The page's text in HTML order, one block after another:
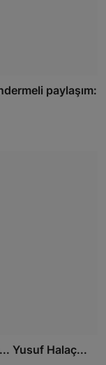
paylaşım:
Yusuf Halaç...